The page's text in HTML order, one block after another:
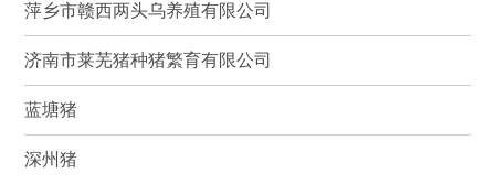
萍乡市赣西两头乌养殖有限公司
济南市莱芜猪种猪繁育有限公司
蓝塘猪
深州猪